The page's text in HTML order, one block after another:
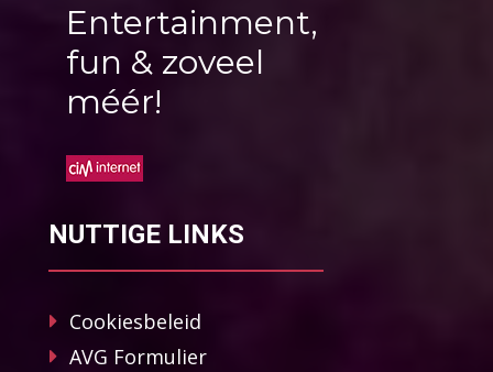
Entertainment,
fun & zoveel
méér!
NUTTIGE LINKS
Cookiesbeleid
AVG Formulier